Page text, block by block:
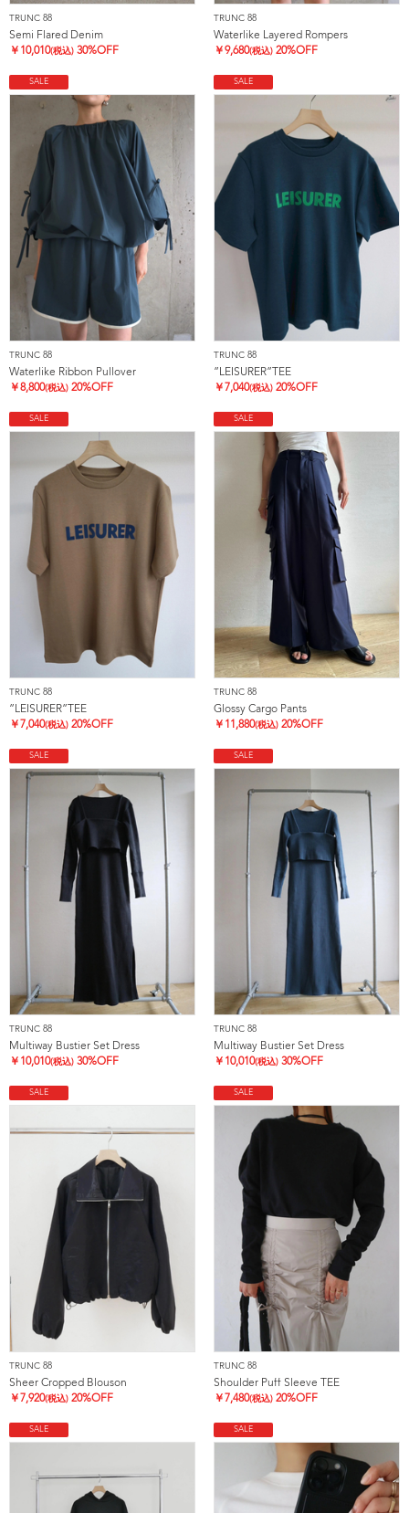
TRUNC 88
Semi Flared Denim
￥ 10,010(税込) 30%OFF
TRUNC 88
Waterlike Layered Rompers
￥9,680(税込) 20%OFF
SALE
TRUNC 88
Waterlike Ribbon Pullover
￥8,800(税込) 20%OFF
SALE
TRUNC 88
”LEISURER”TEE
￥ 7,040(税込) 20%OFF
SALE
TRUNC 88
”LEISURER”TEE
￥ 7,040(税込) 20%OFF
SALE
TRUNC 88
Glossy Cargo Pants
￥ 11,880(税込) 20%OFF
SALE
TRUNC 88
Multiway Bustier Set Dress
￥ 10,010(税込) 30%OFF
SALE
TRUNC 88
Multiway Bustier Set Dress
￥ 10,010(税込) 30%OFF
SALE
TRUNC 88
Sheer Cropped Blouson
￥ 7,920(税込) 20%OFF
SALE
TRUNC 88
Shoulder Puff Sleeve TEE
￥ 7,480(税込) 20%OFF
SALE SALE